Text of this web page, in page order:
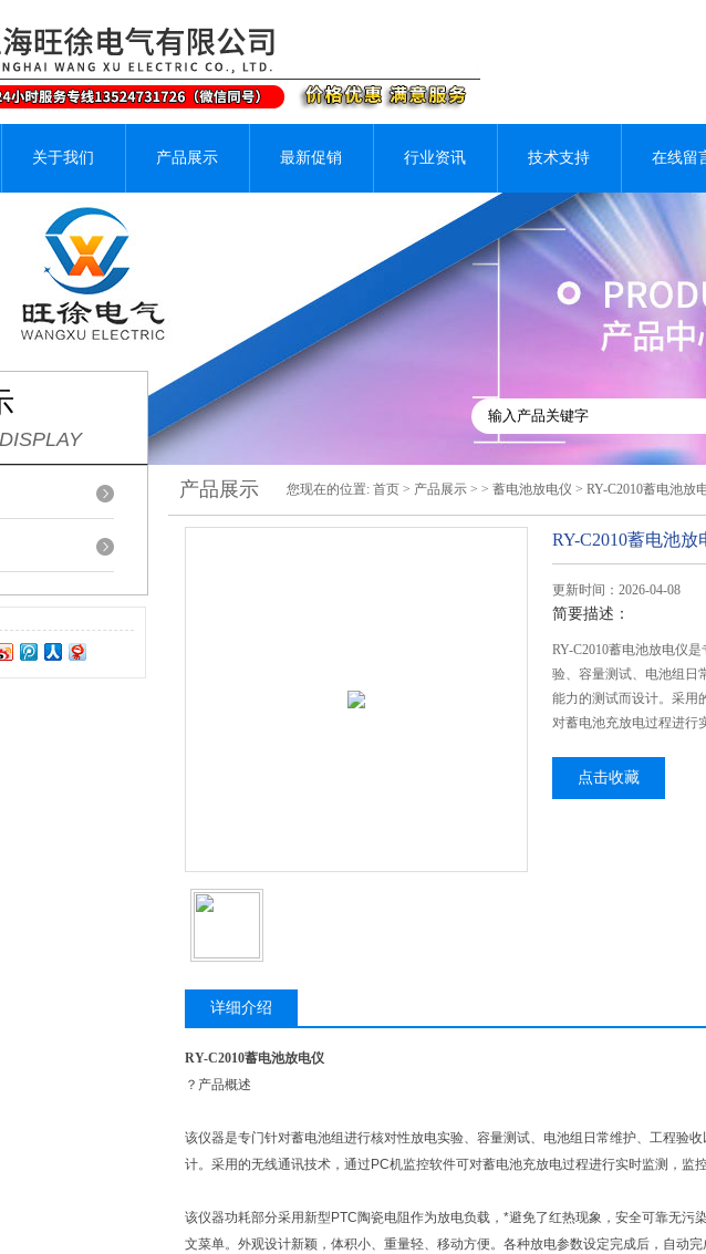
关于我们 产品展示 最新促销 行业资讯 技术支持 在线留
产品展示 您现在的位置: 首页 > 产品展示 > > 蓄电池放电仪 > RY-C2010蓄电池放
RY-C2010蓄电池放
更新时间：2026-04-08
简要描述：
RY-C2010蓄电池放电仪
验、容量测试、电池组日
能力的测试而设计。采用
对蓄电池充放电过程进行
点击收藏
详细介绍
RY-C2010蓄电池放电仪
？产品概述
该仪器是专门针对蓄电池组进行核对性放电实验、容量测试、电池组日常维护、工程验
计。采用的无线通讯技术，通过PC机监控软件可对蓄电池充放电过程进行实时监测，监
该仪器功耗部分采用新型PTC陶瓷电阻作为放电负载，*避免了红热现象，安全可靠无污
文菜单。外观设计新颖，体积小、重量轻、移动方便。各种放电参数设定完成后，自动完